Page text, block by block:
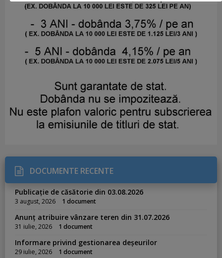
DOCUMENTE RECENTE
Publicație de căsătorie din 03.08.2026
3 august, 2026 1 document
Anunț atribuire vânzare teren din 31.07.2026
31 iulie, 2026 1 document
Informare privind gestionarea deșeurilor
29 iulie, 2026 1 document